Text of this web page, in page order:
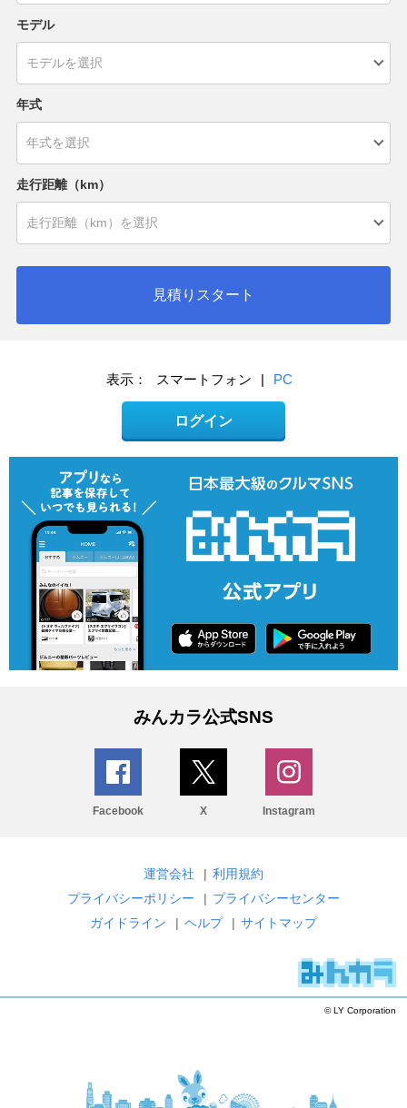
モデル
年式
走行距離（km）
見積りスタート
表示： スマートフォン PC
ログイン
みんカラ公式SNS
Facebook X Instagram
運営会社 | 利用規約
プライバシーポリシー
| プライバシーセンター
ガイドライン
| ヘルプ | サイトマップ
© LY Corporation